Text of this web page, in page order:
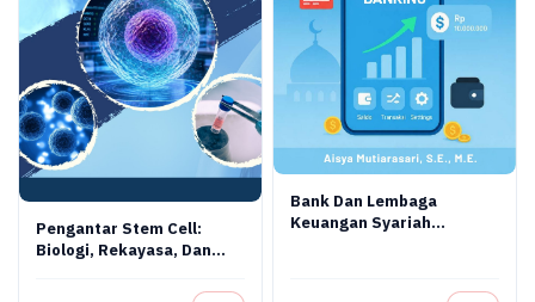
Pengantar Stem Cell:
Biologi, Rekayasa, Dan
Bank Dan Lembaga
Keuangan Syariah